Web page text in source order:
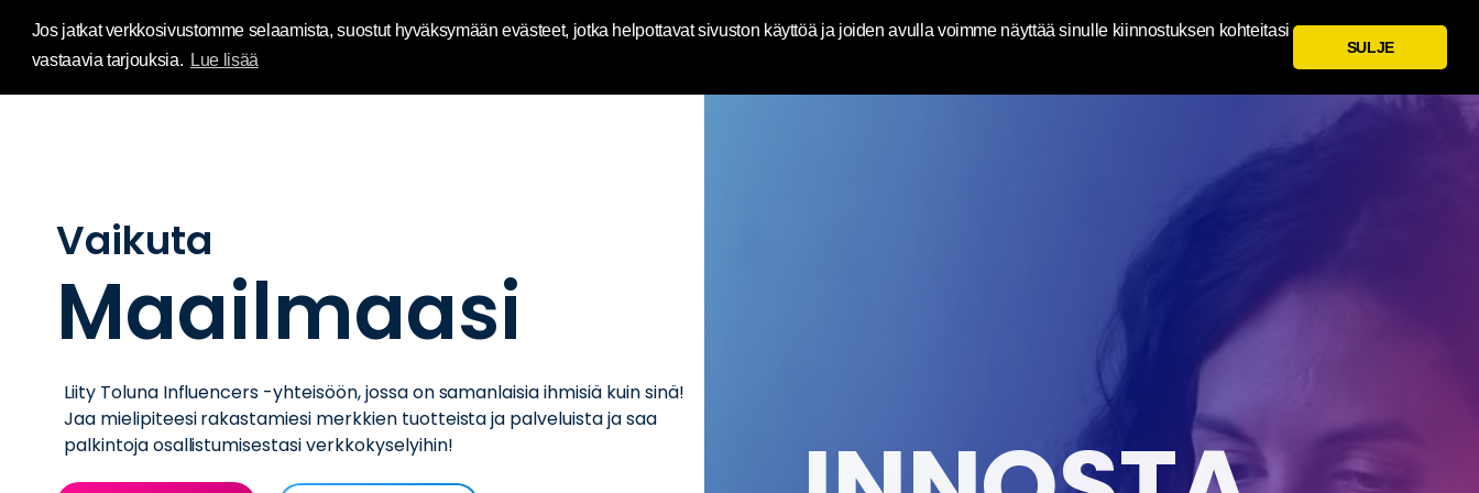
Jos jatkat verkkosivustomme selaamista, suostut hyväksymään evästeet, jotka helpottavat sivuston käyttöä ja joiden avulla voimme näyttää sinulle kiinnostuksen kohteitasi
vastaavia tarjouksia. Lue lisää
SULJE
Influence Your World | Toluna
Vaikuta
Maailmaasi
Liity Toluna Influencers -yhteisöön, jossa on samanlaisia ​​ihmisiä kuin sinä!
Jaa mielipiteesi rakastamiesi merkkien tuotteista ja palveluista ja saa
palkintoja osallistumisestasi verkkokyselyihin!